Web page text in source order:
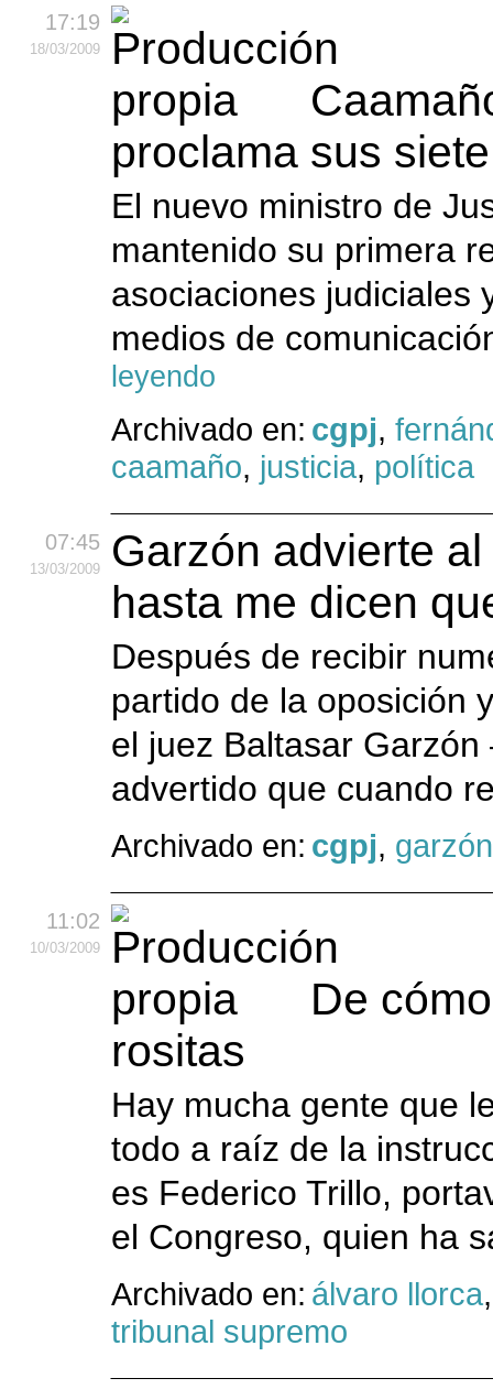
17:19
18/03/2009
proclama sus
El nuevo ministro de
mantenido su primera
asociaciones judiciales
medios de
leyendo
Archivado en: cgpj,
caamaño, justicia, política
07:45
13/03/2009
Garzón advierte
hasta me dicen
Después de recibir
partido de la oposición
el juez Baltasar
advertido que cuando
Archivado en: cgpj, garzón
11:02
10/03/2009
De
rositas
Hay mucha gente que
todo a raíz de la
es Federico Trillo,
el Congreso, quien ha
Archivado en: álvaro llorca
tribunal supremo